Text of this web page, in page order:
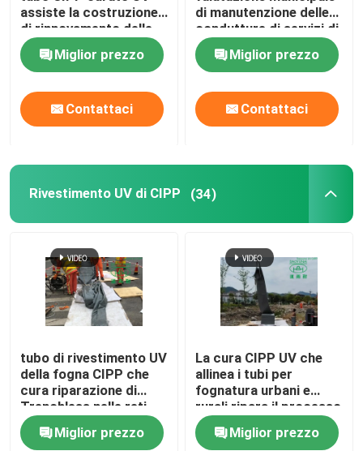
Addestramento di tecnologia di Trenchless
Imballatore del tubo
Affitto di attrezzatura di Trenchless
Pipe gonfiabili
Pompe di scarico
assiste la costruzione
di rinnovamento delle
fogne DN1200
Miglior prezzo
Contattaci
di manutenzione delle
condutture di servizi di
riparazione della fogna
di Trenchless
Miglior prezzo
Contattaci
Rivestimento UV di CIPP (34)
tubo di rivestimento UV
della fogna CIPP che
cura riparazione di
Trenchless nelle reti
del tubo di scarico
dell'acqua piovana
Miglior prezzo
La cura CIPP UV che
allinea i tubi per
fognatura urbani e
rurali ripara il processo
sul posto curato del
rivestimento del tubo
Miglior prezzo